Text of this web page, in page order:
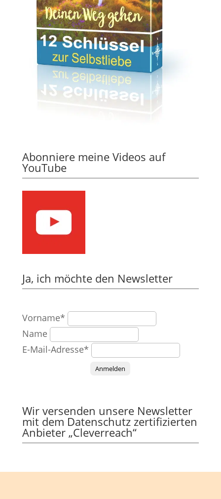
Abonniere meine Videos auf
YouTube
Ja, ich möchte den Newsletter
Vorname*
Name
E-Mail-Adresse*
Anmelden
Wir versenden unsere Newsletter
mit dem Datenschutz zertifizierten
Anbieter „Cleverreach“